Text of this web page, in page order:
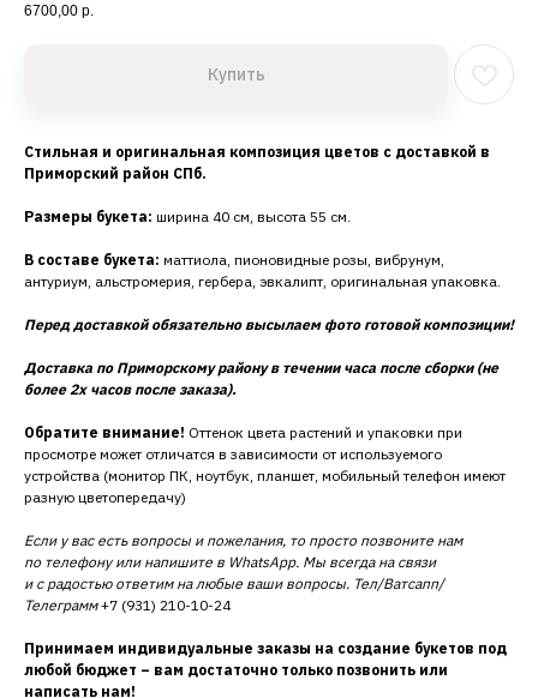
6700,00 р.
Купить
Стильная и оригинальная композиция цветов с доставкой в
Приморский район СПб.
Размеры букета: ширина 40 см, высота 55 см.
В составе букета: маттиола, пионовидные розы, вибрунум,
антуриум, альстромерия, гербера, эвкалипт, оригинальная упаковка.
Перед доставкой обязательно высылаем фото готовой композиции!
Доставка по Приморскому району в течении часа после сборки (не
более 2х часов после заказа).
Обратите внимание! Оттенок цвета растений и упаковки при
просмотре может отличатся в зависимости от используемого
устройства (монитор ПК, ноутбук, планшет, мобильный телефон имеют
разную цветопередачу)
Если у вас есть вопросы и пожелания, то просто позвоните нам
по телефону или напишите в WhatsApp. Мы всегда на связи
и с радостью ответим на любые ваши вопросы. Тел/Ватсапп/
Телеграмм+7 (931) 210-10-24
Принимаем индивидуальные заказы на создание букетов под
любой бюджет – вам достаточно только позвонить или
написать нам!